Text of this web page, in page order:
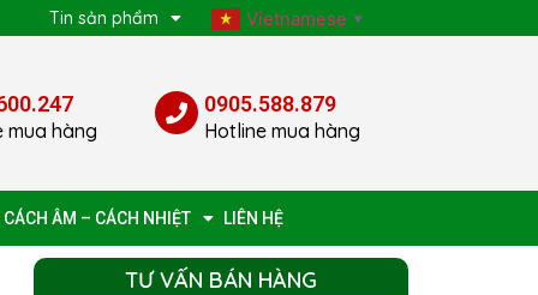
Tin sản phẩm Vietnamese ▼
mua hàng
0905.588.879
Hotline mua hàng
ÂM – CÁCH NHIỆT LIÊN HỆ
TƯ VẤN BÁN HÀNG